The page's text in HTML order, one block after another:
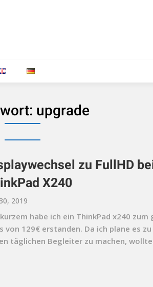
upgrade
zu FullHD
X240
2019
habe ich ein ThinkPad x240 zum
von 129€ erstanden. Da ich plane es
täglichen Begleiter zu machen,